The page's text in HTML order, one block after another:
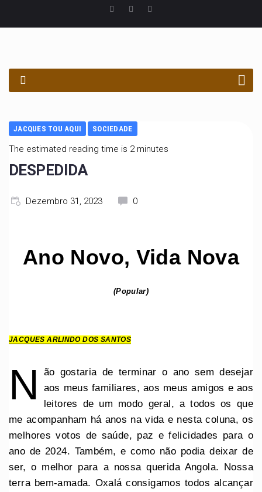
JACQUES TOU AQUI SOCIEDADE
The estimated reading time is 2 minutes
DESPEDIDA
Dezembro 31, 2023 0
Ano Novo, Vida Nova
(Popular)
JACQUES ARLINDO DOS SANTOS
N
ão gostaria de terminar o ano sem desejar
aos meus familiares, aos meus amigos e aos
leitores de um modo geral, a todos os que
me acompanham há anos na vida e nesta coluna, os
melhores votos de saúde, paz e felicidades para o
ano de 2024. Também, e como não podia deixar de
ser, o melhor para a nossa querida Angola. Nossa
terra bem-amada. Oxalá consigamos todos alcançar